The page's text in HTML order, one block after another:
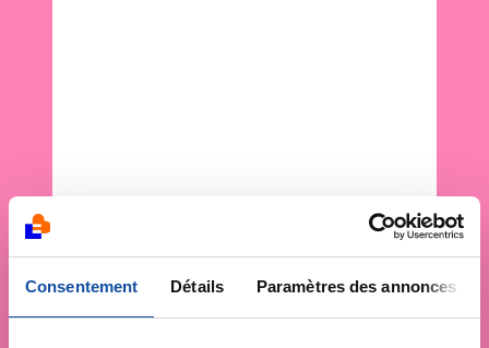
Consentement Détails Paramètres des annonces